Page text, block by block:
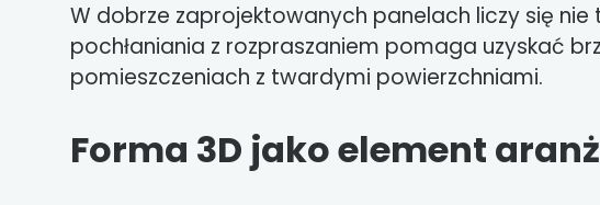
W dobrze zaprojektowanych panelach liczy się nie
pochłaniania z rozpraszaniem pomaga uzyskać
pomieszczeniach z twardymi powierzchniami.
Forma 3D jako element